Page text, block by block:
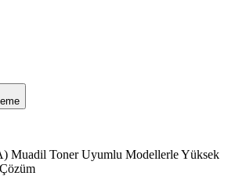
Muadil Toner Uyumlu Modellerle Yüksek